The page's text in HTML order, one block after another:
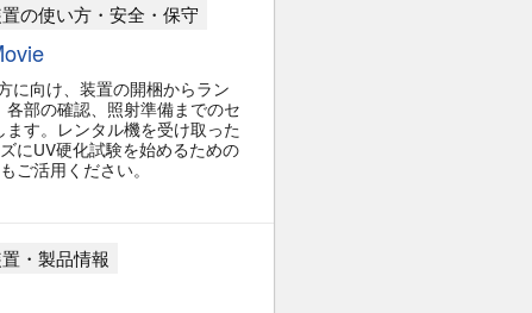
の使い方・安全・保守
に向け、装置の開梱からラン
部の確認、照射準備までのセ
す。レンタル機を受け取った
にUV硬化試験を始めるための
ご活用ください。
・製品情報